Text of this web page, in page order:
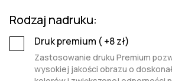
Rodzaj nadruku:
Druk premium ( +8zł)
Zastosowanie druku Premium
wysokiej jakości obrazu o